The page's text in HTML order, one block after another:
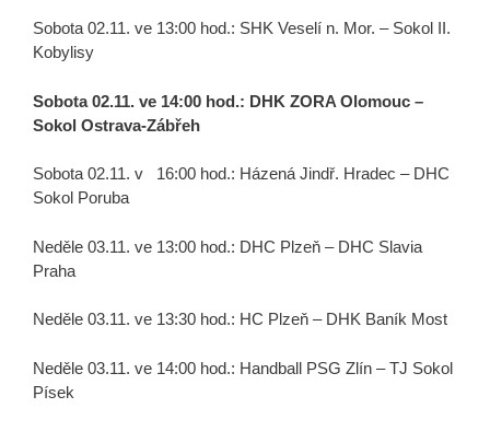
Sobota 02.11. ve 13:00 hod.: SHK Veselí n. Mor. – Sokol II.
Kobylisy
Sobota 02.11. ve 14:00 hod.: DHK ZORA Olomouc –
Sokol Ostrava-Zábřeh
Sobota 02.11. v 16:00 hod.: Házená Jindř. Hradec – DHC
Sokol Poruba
Neděle 03.11. ve 13:00 hod.: DHC Plzeň – DHC Slavia
Praha
Neděle 03.11. ve 13:30 hod.: HC Plzeň – DHK Baník Most
Neděle 03.11. ve 14:00 hod.: Handball PSG Zlín – TJ Sokol
Písek